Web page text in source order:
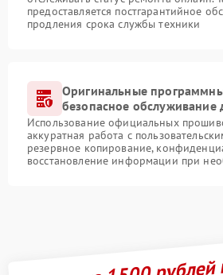
предоставляется постгарантийное
продления срока службы техники
Оригинальные
безопасное обслуживание
Использование официальных
аккуратная работа с
резервное копирование,
восстановление информации при